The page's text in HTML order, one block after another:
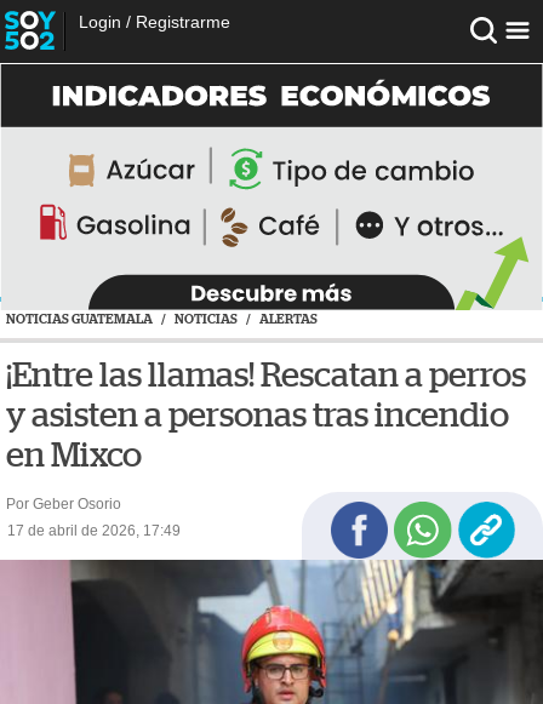
Login / Registrarme
NOTICIAS GUATEMALA / NOTICIAS / ALERTAS
¡Entre las llamas! Rescatan a perros
y asisten a personas tras incendio
en Mixco
Por Geber Osorio
17 de abril de 2026, 17:49